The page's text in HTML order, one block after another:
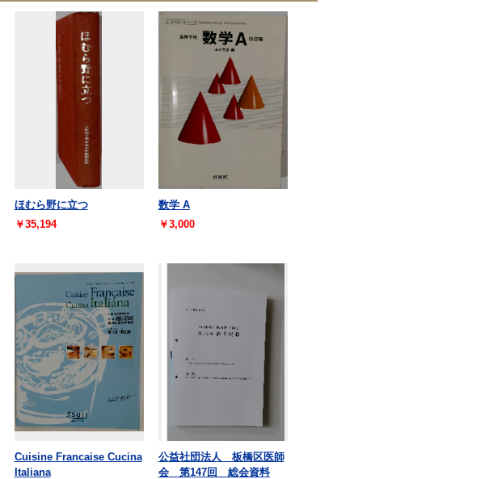
ほむら野に立つ
￥35,194
数学 A
￥3,000
Cuisine Francaise Cucina
Italiana
公益社団法人 板橋区医師
会 第147回 総会資料